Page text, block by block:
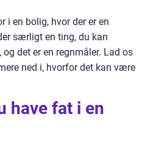
i en bolig, hvor der er en
særligt en ting, du kan
det er en regnmåler. Lad os
ned i, hvorfor det kan være
have fat i en